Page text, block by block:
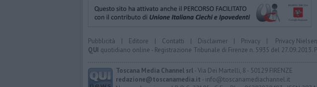
Pubblicità | Editore | Contatti | Disclaimer | Privacy | Privacy Nielsen
QUI quotidiano online - Registrazione Tribunale di Firenze n. 5935 del 27.09.2013.
Toscana Media Channel srl- Via Dei Martelli, 8 - 50129 FIRENZE
redazione@toscanamedia.it - info@toscanamediachannel.it